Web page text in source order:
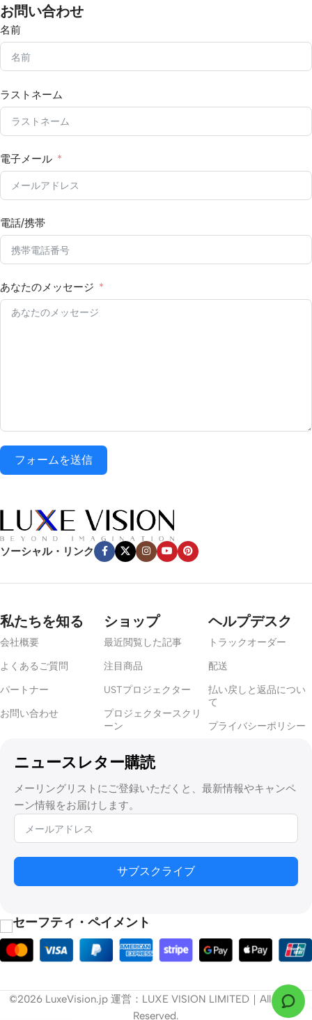
お問い合わせ
名前
ラストネーム
電子メール
電話/携帯
あなたのメッセージ
フォームを送信
ソーシャル・リンク
私たちを知る
会社概要
よくあるご質問
パートナー
お問い合わせ
ショップ
最近閲覧した記事
注目商品
USTプロジェクター
プロジェクタースクリ
ーン
ヘルプデスク
トラックオーダー
配送
払い戻しと返品につい
て
プライバシーポリシー
ニュースレター購読
メーリングリストにご登録いただくと、最新情報やキャンペ
ーン情報をお届けします。
サブスクライブ
セーフティ・ペイメント
©2026 LuxeVision.jp 運営：LUXE VISION LIMITED｜All Rights
Reserved.